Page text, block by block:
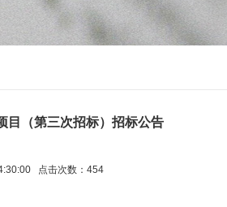
目（第三次招标）招标公告
点击次数：454